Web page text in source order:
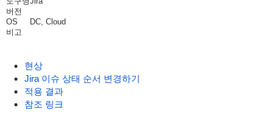
버전
OS
DC, Cloud
비고
현상
Jira 이슈 상태 순서 변경하기
적용 결과
참조 링크